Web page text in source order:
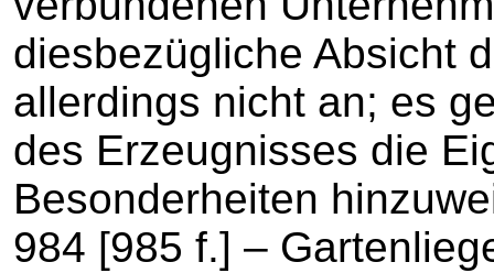
diesbezügliche Absicht
allerdings nicht an; es
des Erzeugnisses die
Besonderheiten
984 [985 f.] –